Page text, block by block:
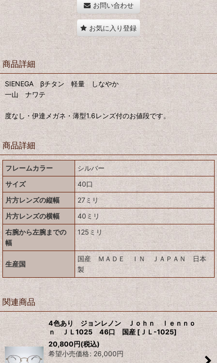
お問い合わせ
お気に入り登録
商品詳細
SIENEGA βチタン 軽量 しなやか
一山 ナワテ
度なし・伊達メガネ・薄型1.6レンズ付のお値段です。
商品詳細
フレームカラー
シルバー
サイズ
40口
片方レンズの縦幅
27ミリ
片方レンズの横幅
40ミリ
右腕から左腕までの
幅
125ミリ
生産国
国産 ＭＡＤＥ ＩＮ ＪＡＰＡＮ 日本
製
関連商品
4色あり ジョンレノン Ｊｏｈｎ ｌｅｎｎｏ
ｎ ＪＬ1025 46口 国産 [ＪＬ-1025]
20,800円(税込)
希望小売価格: 26,000円